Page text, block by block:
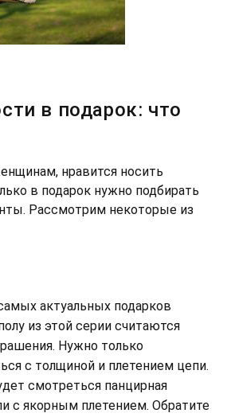
в подарок: что
нравится носить
в подарок нужно подбирать
Рассмотрим некоторые из
актуальных подарков
из этой серии считаются
Нужно только
с толщиной и плетением цепи.
смотреться панцирная
с якорным плетением. Обратите